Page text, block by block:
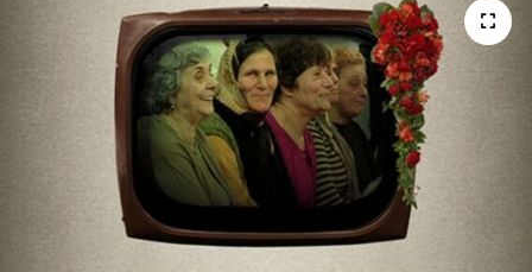
Tüm Manşetler
Son Dakika Haberleri
Haber Arşivi